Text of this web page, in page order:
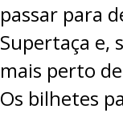
passar para
Supertaça e,
mais perto
Os bilhetes